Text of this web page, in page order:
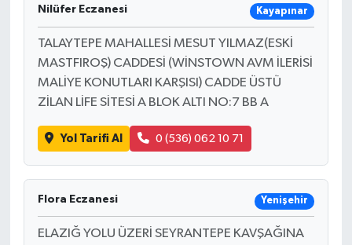
Nilüfer Eczanesi Kayapınar
TALAYTEPE MAHALLESİ MESUT YILMAZ(ESKİ
MASTFIROŞ) CADDESİ (WİNSTOWN AVM İLERİSİ
MALİYE KONUTLARI KARŞISI) CADDE ÜSTÜ
ZİLAN LİFE SİTESİ A BLOK ALTI NO:7 BB A
Yol Tarifi Al 0 (536) 062 10 71
Flora Eczanesi Yenişehir
ELAZIĞ YOLU ÜZERİ SEYRANTEPE KAVŞAĞINA